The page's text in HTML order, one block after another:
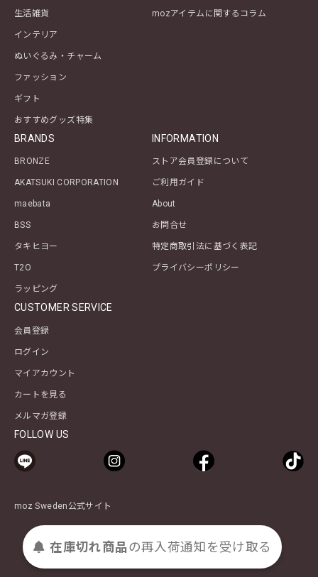
生活雑貨
インテリア
ぬいぐるみ・チャーム
ファッション
ギフト
おすすめグッズ特集
mozアイテムに関するコラム
BRANDS
BRONZE
AKATSUKI CORPORATION
maebata
BSS
タキヒヨー
T2O
ラッピング
INFORMATION
ストア会員登録について
ご利用ガイド
About
お問合せ
特定商取引法に基づく表記
プライバシーポリシー
CUSTOMER SERVICE
会員登録
ログイン
マイアカウント
カートを見る
メルマガ登録
FOLLOW US
moz Sweden公式サイト
© 2025 moz Sweden
在庫切れ商品 の再入荷通知を受け取る